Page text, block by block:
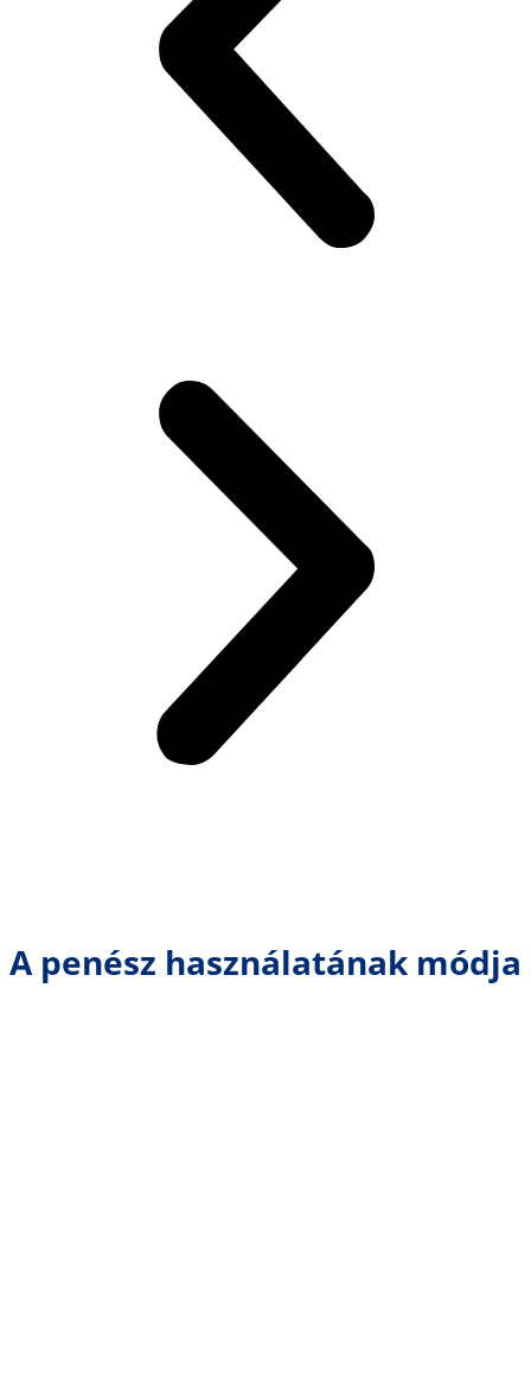
A penész használatának módja